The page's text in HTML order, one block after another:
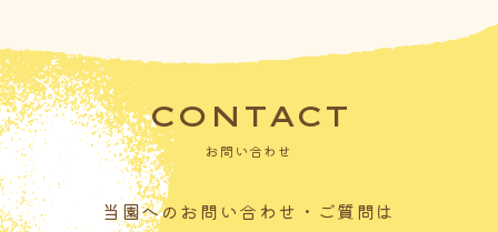
CONTACT
お問い合わせ
当園へのお問い合わせ・ご質問は